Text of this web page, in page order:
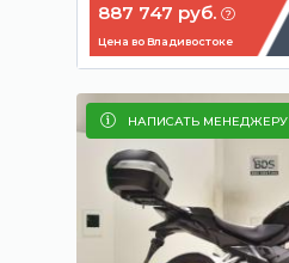
887 747 руб.
Цена во Владивостоке
НАПИСАТЬ МЕНЕДЖЕРУ